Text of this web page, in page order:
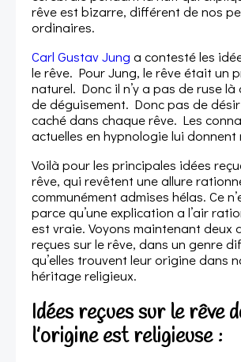
rêve est bizarre, différent de nos
ordinaires.
Carl Gustav Jung a contesté les
le rêve. Pour Jung, le rêve était un
naturel. Donc il n’y a pas de ruse
de déguisement. Donc pas de
caché dans chaque rêve. Les
actuelles en hypnologie lui donnent
Voilà pour les principales idées
rêve, qui revêtent une allure
communément admises hélas. Ce
parce qu’une explication a l’air
est vraie. Voyons maintenant deux
reçues sur le rêve, dans un genre
qu’elles trouvent leur origine dans
héritage religieux.
Idées reçues sur le rêve
l’origine estreligieuse :